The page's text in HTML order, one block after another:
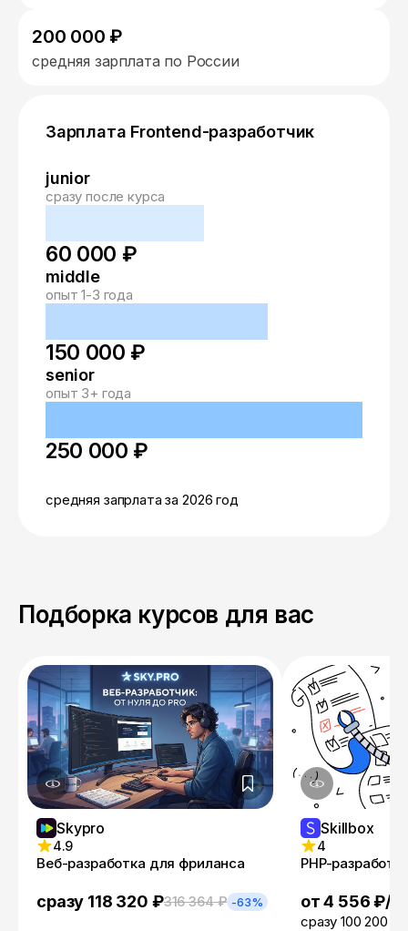
200 000 ₽
средняя зарплата по России
Зарплата Frontend-разработчик
junior
сразу после курса
60 000 ₽
middle
опыт 1-3 года
150 000 ₽
senior
опыт 3+ года
250 000 ₽
средняя запрлата за 2026 год
Подборка курсов для вас
Skypro
4.9
Веб-разработка для фриланса
сразу 118 320 ₽316 364 ₽ -63%
Skillbox
4
PHP-
от 4 556 ₽/
сразу 100 200 ₽